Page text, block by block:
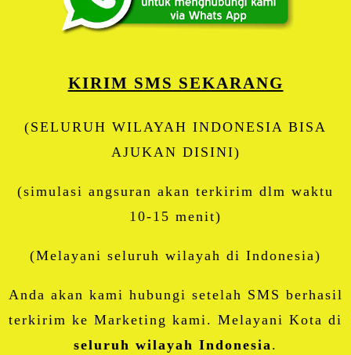
KIRIM SMS SEKARANG
(SELURUH WILAYAH INDONESIA BISA
AJUKAN DISINI)
(simulasi angsuran akan terkirim dlm waktu
10-15 menit)
(Melayani seluruh wilayah di Indonesia)
Anda akan kami hubungi setelah SMS berhasil
terkirim ke Marketing kami. Melayani Kota di
seluruh wilayah Indonesia.